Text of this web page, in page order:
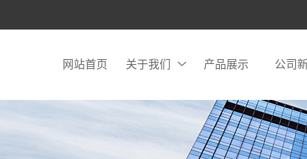
网站首页 关于我们 产品展示 公司